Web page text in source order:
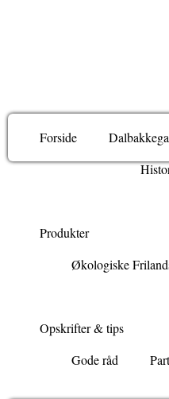
Forside
Produkter
Økologiske
Opskrifter & tips
Gode råd